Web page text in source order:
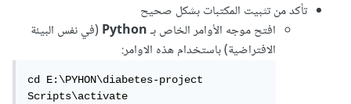
تأكد من تثبيت المكتبات بشكل صحيح
افتح موجه الأوامر الخاص بـPython (في نفس البيئة
الافتراضية) باستخدام هذه الاوامر:
cd E:\PYHON\diabetes-project
Scripts\activate